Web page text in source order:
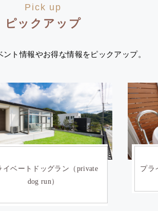
Pick up
ピックアップ
ント情報やお得な情報をピックアップ。
イベートドッグラン（private
dog run）
プラ